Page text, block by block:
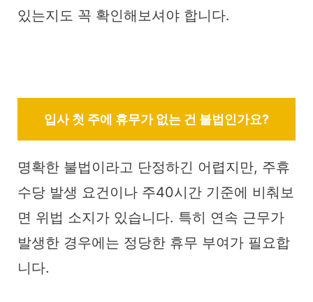
있는지도 꼭 확인해보셔야 합니다.
입사 첫 주에 휴무가 없는 건 불법인가요?
명확한 불법이라고 단정하긴 어렵지만, 주휴
수당 발생 요건이나 주40시간 기준에 비춰보
면 위법 소지가 있습니다. 특히 연속 근무가
발생한 경우에는 정당한 휴무 부여가 필요합
니다.